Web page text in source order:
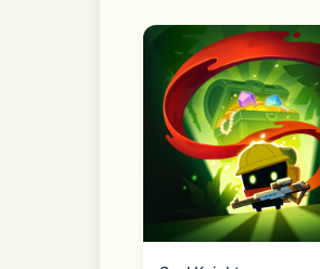
《暖暖环游世界》
情！接连不断的任
在保持经典玩法的